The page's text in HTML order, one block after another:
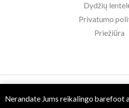
Nerandate Jums reikalingo barefoot
Dydžių
Privatumo
Priežiūra